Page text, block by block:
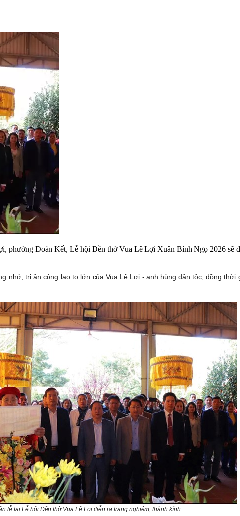
phường Đoàn Kết, Lễ hội Đền thờ Vua Lê Lợi Xuân Bính Ngọ 2026 sẽ
nhớ, tri ân công lao to lớn của Vua Lê Lợi - anh hùng dân tộc, đồng
lễ tại Lễ hội Đền thờ Vua Lê Lợi diễn ra trang nghiêm, thành kính